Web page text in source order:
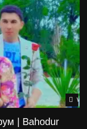
| Bahodur